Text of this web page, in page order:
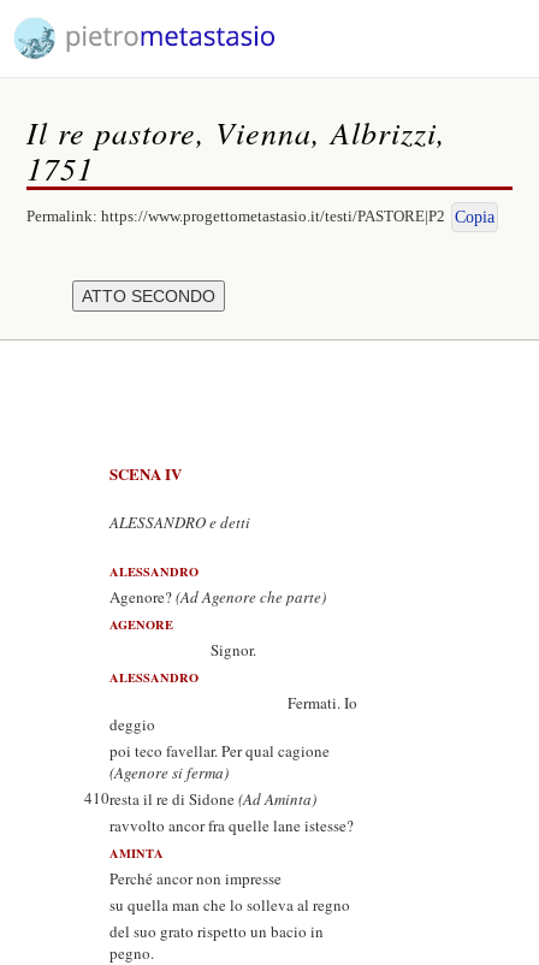
Il re pastore, Vienna, Albrizzi,
1751
Permalink:https://www.progettometastasio.it/testi/PASTORE|P2 Copia
SCENA IV
ALESSANDRO e detti
ALESSANDRO
Agenore?(Ad Agenore che parte)
AGENORE
Signor.
ALESSANDRO
Fermati. Io
deggio
poi teco favellar. Per qual cagione
(Agenore si ferma)
410resta il re di Sidone(Ad Aminta)
ravvolto ancor fra quelle lane istesse?
AMINTA
Perché ancor non impresse
su quella man che lo solleva al regno
del suo grato rispetto un bacio in
pegno.